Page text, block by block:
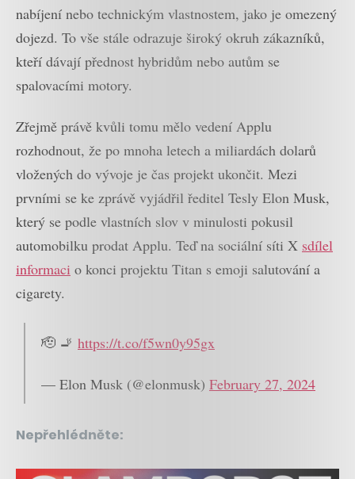
nabíjení nebo technickým vlastnostem, jako je omezený
dojezd. To vše stále odrazuje široký okruh zákazníků,
kteří dávají přednost hybridům nebo autům se
spalovacími motory.
Zřejmě právě kvůli tomu mělo vedení Applu
rozhodnout, že po mnoha letech a miliardách dolarů
vložených do vývoje je čas projekt ukončit. Mezi
prvními se ke zprávě vyjádřil ředitel Tesly Elon Musk,
který se podle vlastních slov v minulosti pokusil
automobilku prodat Applu. Teď na sociální síti X sdílel
informaci o konci projektu Titan s emoji salutování a
cigarety.
🫡 🚬 https://t.co/f5wn0y95gx
— Elon Musk (@elonmusk) February 27, 2024
Nepřehlédněte: